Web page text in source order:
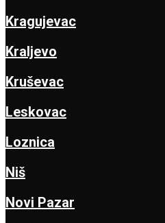
Kragujevac
Kraljevo
Kruševac
Leskovac
Loznica
Niš
Novi Pazar